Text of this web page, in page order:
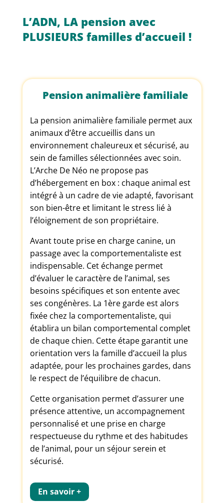
L’ADN, LA pension avec
PLUSIEURS familles d’accueil !
Pension animalière familiale
La pension animalière familiale permet aux
animaux d’être accueillis dans un
environnement chaleureux et sécurisé, au
sein de familles sélectionnées avec soin.
L’Arche De Néo ne propose pas
d’hébergement en box : chaque animal est
intégré à un cadre de vie adapté, favorisant
son bien-être et limitant le stress lié à
l’éloignement de son propriétaire.
Avant toute prise en charge canine, un
passage avec la comportementaliste est
indispensable. Cet échange permet
d’évaluer le caractère de l’animal, ses
besoins spécifiques et son entente avec
ses congénères. La 1ère garde est alors
fixée chez la comportementaliste, qui
établira un bilan comportemental complet
de chaque chien. Cette étape garantit une
orientation vers la famille d’accueil la plus
adaptée, pour les prochaines gardes, dans
le respect de l’équilibre de chacun.
Cette organisation permet d’assurer une
présence attentive, un accompagnement
personnalisé et une prise en charge
respectueuse du rythme et des habitudes
de l’animal, pour un séjour serein et
sécurisé.
En savoir +